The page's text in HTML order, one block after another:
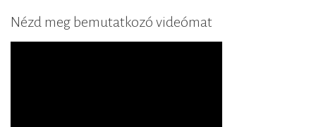
Nézd meg bemutatkozó videómat